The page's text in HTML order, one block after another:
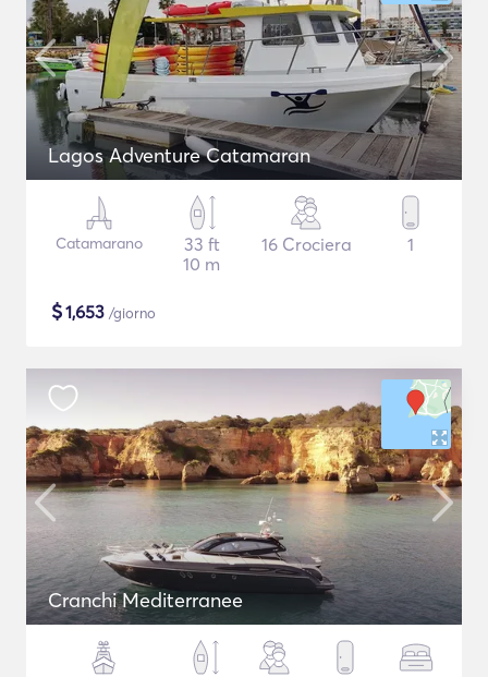
Lagos Adventure Catamaran
Catamarano
33 ft
10 m
16 Crociera 1
$1,653 /giorno
Cranchi Mediterranee